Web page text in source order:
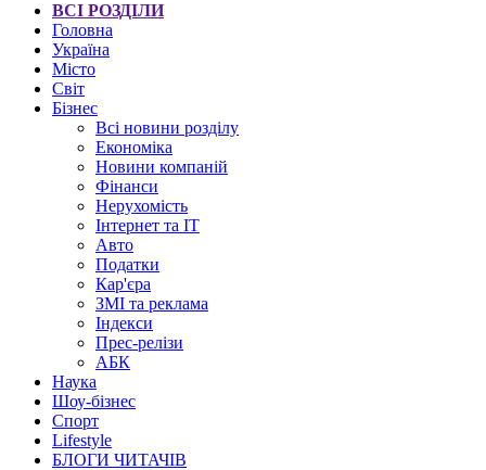
ВСІ РОЗДІЛИ
Головна
Україна
Місто
Світ
Бізнес
Всі новини розділу
Економіка
Новини компаній
Фінанси
Нерухомість
Інтернет та IT
Авто
Податки
Кар'єра
ЗМІ та реклама
Індекси
Прес-релізи
АБК
Наука
Шоу-бізнес
Спорт
Lifestyle
БЛОГИ ЧИТАЧІВ